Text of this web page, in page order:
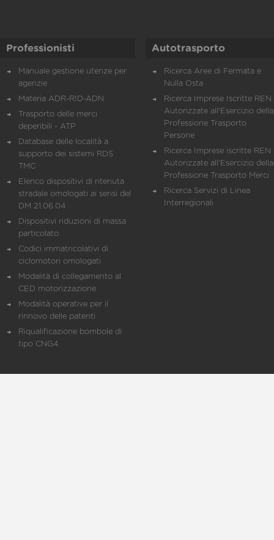
Professionisti
Manuale gestione utenze per
agenzie
Materia ADR-RID-ADN
Trasporto delle merci
deperibili - ATP
Database delle località a
supporto dei sistemi RDS
TMC
Elenco dispositivi di ritenuta
stradale omologati ai sensi del
DM 21.06.04
Dispositivi riduzioni di massa
particolato
Codici immatricolativi di
ciclomotori omologati
Modalità di collegamento al
CED motorizzazione
Modalità operative per il
rinnovo delle patenti
Riqualificazione bombole di
tipo CNG4
Autotrasporto
Ricerca Aree di Fermata e
Nulla Osta
Ricerca Imprese Iscritte REN
Autorizzate all'Esercizio della
Professione Trasporto
Persone
Ricerca Imprese iscritte REN
Autorizzate all'Esercizio della
Professione Trasporto Merci
Ricerca Servizi di Linea
Interregionali